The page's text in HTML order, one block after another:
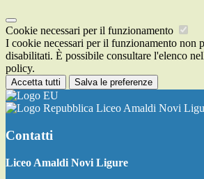
Cookie necessari per il funzionamento
I cookie necessari per il funzionamento non
disabilitati. È possibile consultare l'elenco
policy.
Accetta tutti Salva le preferenze
Liceo Amaldi Novi
Contatti
Liceo Amaldi Novi Ligure